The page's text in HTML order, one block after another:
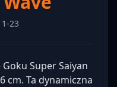
23
Super Saiyan
cm. Ta dynamiczna